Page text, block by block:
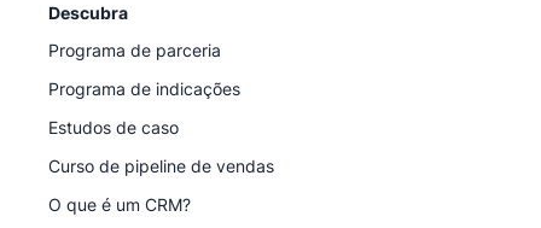
Descubra
Programa de parceria
Programa de indicações
Estudos de caso
Curso de pipeline de vendas
O que é um CRM?